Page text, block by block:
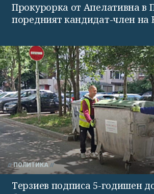
Прокурорка от Апелативна в
поредният кандидат-член на
ПОЛИТИКА
Терзиев подписа 5-годишен